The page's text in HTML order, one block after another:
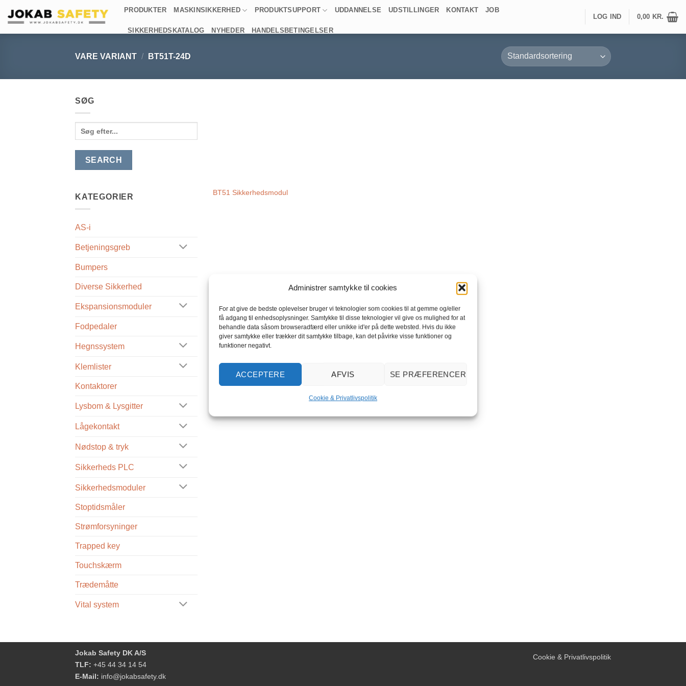
Administrer samtykke til cookies
For at give de bedste oplevelser bruger vi teknologier som cookies til at gemme og/eller
få adgang til enhedsoplysninger. Samtykke til disse teknologier vil give os mulighed for at
behandle data såsom browseradfærd eller unikke id'er på dette websted. Hvis du ikke
giver samtykke eller trækker dit samtykke tilbage, kan det påvirke visse funktioner og
funktioner negativt.
ACCEPTERE AFVIS SE PRÆFERENCER
Cookie & Privatlivspolitik
PRODUKTER MASKINSIKKERHED PRODUKTSUPPORT UDDANNELSE UDSTILLINGER KONTAKT JOB
SIKKERHEDSKATALOG NYHEDER HANDELSBETINGELSER
LOG IND 0,00 KR.
VARE VARIANT / BT51T-24D
SØG
Search
for:
KATEGORIER
AS-i
Betjeningsgreb
Bumpers
Diverse Sikkerhed
Ekspansionsmoduler
Fodpedaler
Hegnssystem
Klemlister
Kontaktorer
Lysbom & Lysgitter
Lågekontakt
Nødstop & tryk
Sikkerheds PLC
Sikkerhedsmoduler
Stoptidsmåler
Strømforsyninger
Trapped key
Touchskærm
Trædemåtte
Vital system
BT51 Sikkerhedsmodul
Cookie & Privatlivspolitik
Jokab Safety DK A/S
TLF: +45 44 34 14 54
E-Mail: info@jokabsafety.dk